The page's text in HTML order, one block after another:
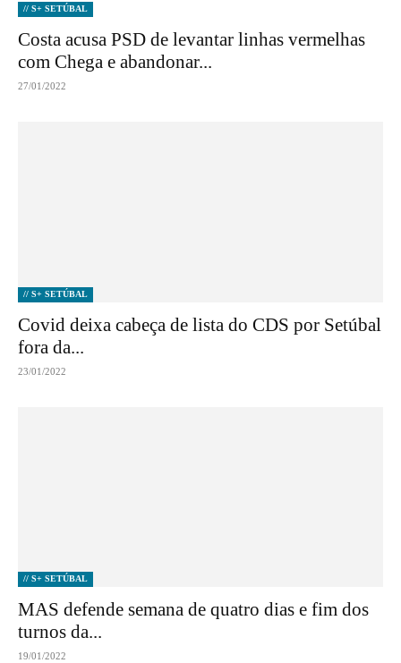
// S+ SETÚBAL
Costa acusa PSD de levantar linhas vermelhas
com Chega e abandonar...
27/01/2022
// S+ SETÚBAL
Covid deixa cabeça de lista do CDS por Setúbal
fora da...
23/01/2022
// S+ SETÚBAL
MAS defende semana de quatro dias e fim dos
turnos da...
19/01/2022